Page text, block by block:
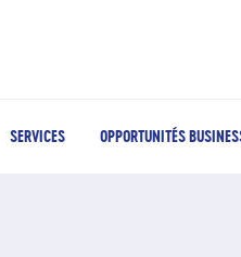
SERVICES OPPORTUNITÉS